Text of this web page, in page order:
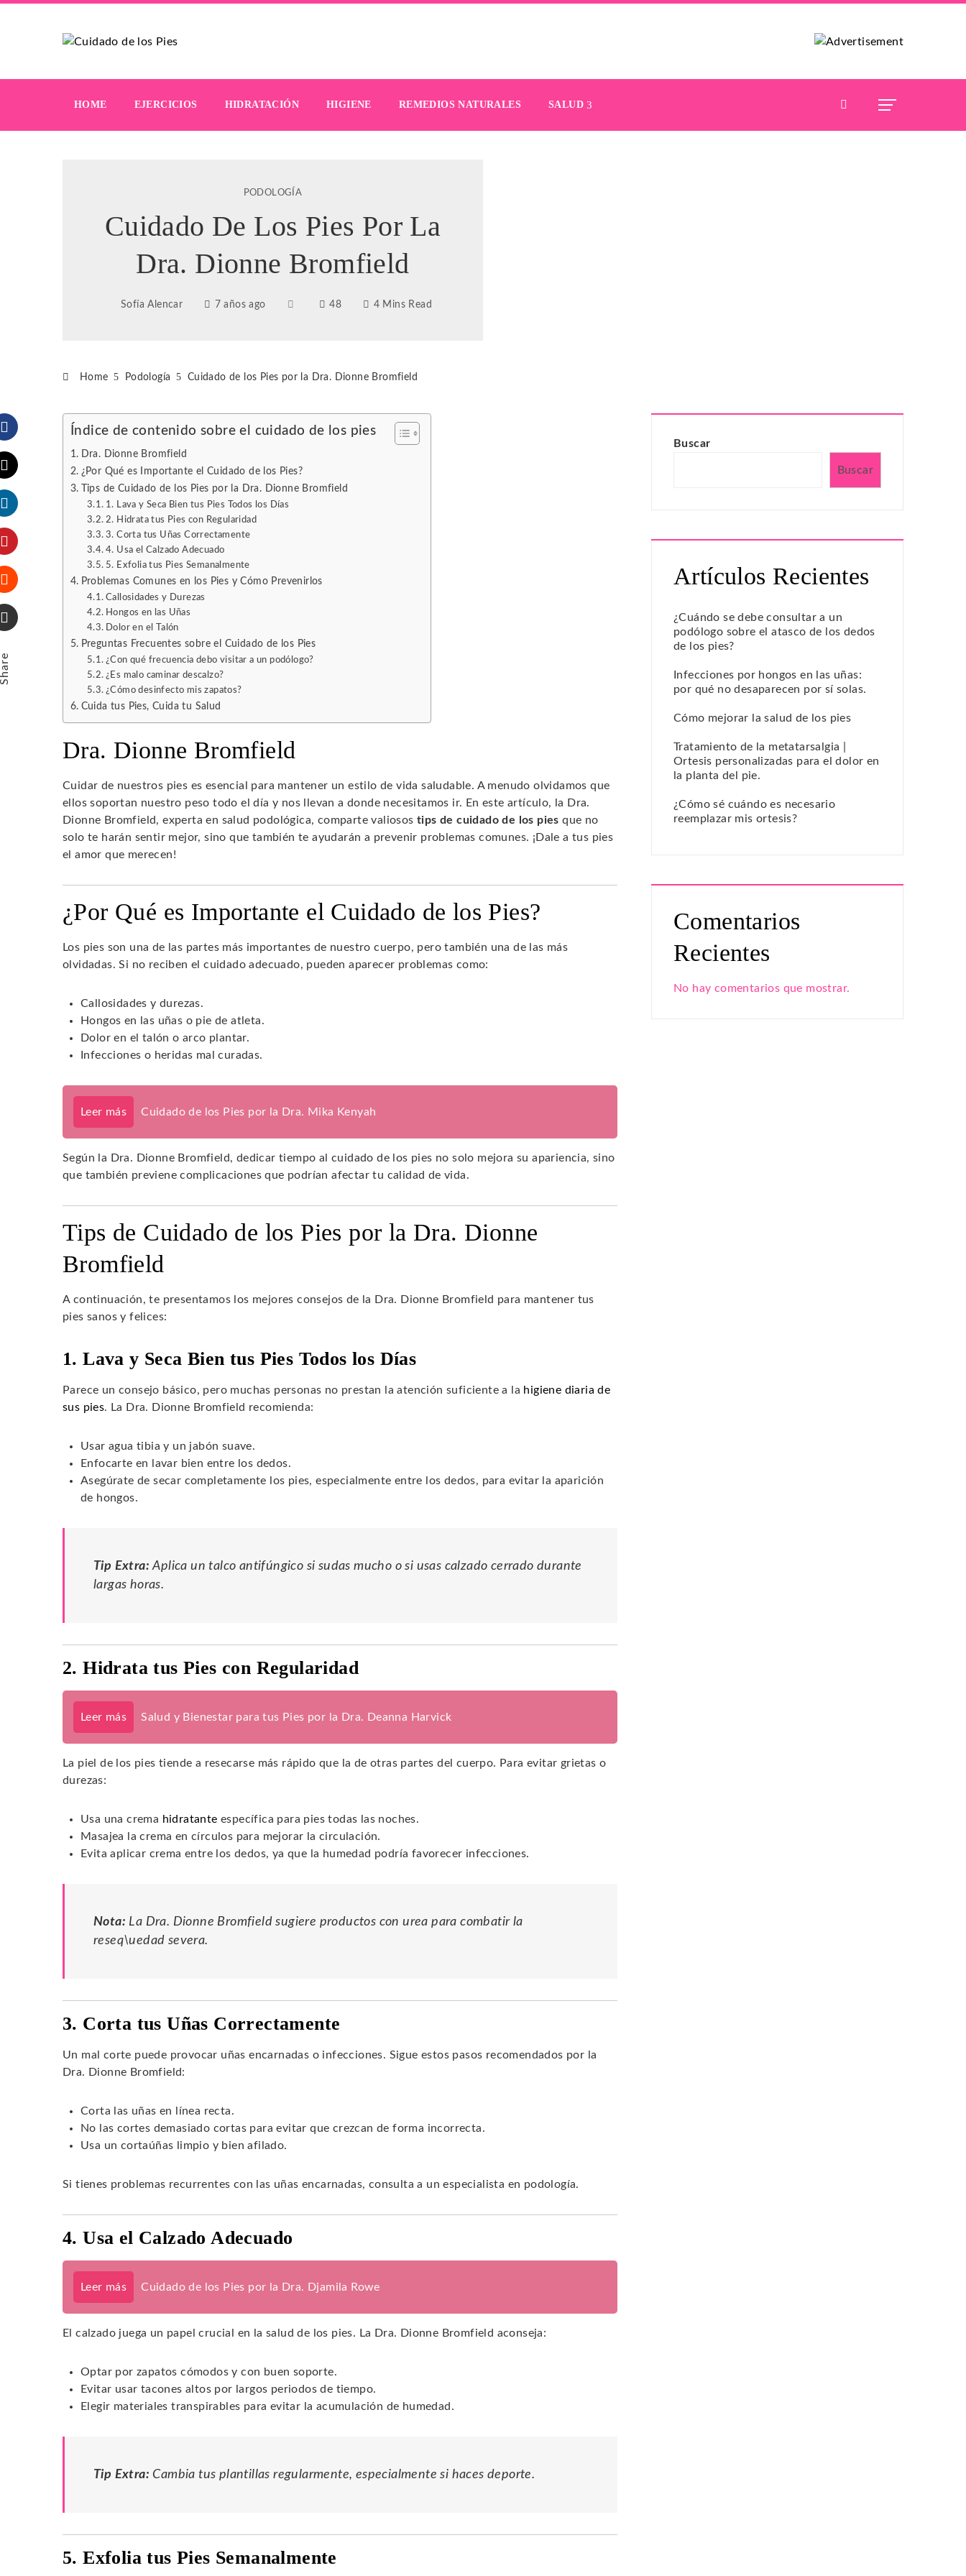
HOME EJERCICIOS HIDRATACIÓN HIGIENE REMEDIOS NATURALES SALUD
PODOLOGÍA
Cuidado De Los Pies Por La
Dra. Dionne Bromfield
Sofía Alencar 7 años ago 48 4 Mins Read
Home Podología Cuidado de los Pies por la Dra. Dionne Bromfield
Facebook
Twitter
LinkedIn
Pinterest
Stumbleupon
Índice de contenido sobre el cuidado de los pies
Dra. Dionne Bromfield
¿Por Qué es Importante el Cuidado de los Pies?
Tips de Cuidado de los Pies por la Dra. Dionne Bromfield
1. Lava y Seca Bien tus Pies Todos los Días
2. Hidrata tus Pies con Regularidad
3. Corta tus Uñas Correctamente
4. Usa el Calzado Adecuado
5. Exfolia tus Pies Semanalmente
Problemas Comunes en los Pies y Cómo Prevenirlos
Callosidades y Durezas
Hongos en las Uñas
Dolor en el Talón
Preguntas Frecuentes sobre el Cuidado de los Pies
¿Con qué frecuencia debo visitar a un podólogo?
¿Es malo caminar descalzo?
¿Cómo desinfecto mis zapatos?
Cuida tus Pies, Cuida tu Salud
Dra. Dionne Bromfield
Cuidar de nuestros pies es esencial para mantener un estilo de vida saludable. A menudo olvidamos que
ellos soportan nuestro peso todo el día y nos llevan a donde necesitamos ir. En este artículo, la Dra.
Dionne Bromfield, experta en salud podológica, comparte valiosos tips de cuidado de los pies que no
solo te harán sentir mejor, sino que también te ayudarán a prevenir problemas comunes. ¡Dale a tus pies
el amor que merecen!
¿Por Qué es Importante el Cuidado de los Pies?
Los pies son una de las partes más importantes de nuestro cuerpo, pero también una de las más
olvidadas. Si no reciben el cuidado adecuado, pueden aparecer problemas como:
Callosidades y durezas.
Hongos en las uñas o pie de atleta.
Dolor en el talón o arco plantar.
Infecciones o heridas mal curadas.
Leer más Cuidado de los Pies por la Dra. Mika Kenyah
Según la Dra. Dionne Bromfield, dedicar tiempo al cuidado de los pies no solo mejora su apariencia, sino
que también previene complicaciones que podrían afectar tu calidad de vida.
Tips de Cuidado de los Pies por la Dra. Dionne
Bromfield
A continuación, te presentamos los mejores consejos de la Dra. Dionne Bromfield para mantener tus
pies sanos y felices:
1. Lava y Seca Bien tus Pies Todos los Días
Parece un consejo básico, pero muchas personas no prestan la atención suficiente a la higiene diaria de
sus pies. La Dra. Dionne Bromfield recomienda:
Usar agua tibia y un jabón suave.
Enfocarte en lavar bien entre los dedos.
Asegúrate de secar completamente los pies, especialmente entre los dedos, para evitar la aparición
de hongos.
Tip Extra: Aplica un talco antifúngico si sudas mucho o si usas calzado cerrado durante
largas horas.
2. Hidrata tus Pies con Regularidad
Leer más Salud y Bienestar para tus Pies por la Dra. Deanna Harvick
La piel de los pies tiende a resecarse más rápido que la de otras partes del cuerpo. Para evitar grietas o
durezas:
Usa una crema hidratante específica para pies todas las noches.
Masajea la crema en círculos para mejorar la circulación.
Evita aplicar crema entre los dedos, ya que la humedad podría favorecer infecciones.
Nota: La Dra. Dionne Bromfield sugiere productos con urea para combatir la
reseq\uedad severa.
3. Corta tus Uñas Correctamente
Un mal corte puede provocar uñas encarnadas o infecciones. Sigue estos pasos recomendados por la
Dra. Dionne Bromfield:
Corta las uñas en línea recta.
No las cortes demasiado cortas para evitar que crezcan de forma incorrecta.
Usa un cortaúñas limpio y bien afilado.
Si tienes problemas recurrentes con las uñas encarnadas, consulta a un especialista en podología.
4. Usa el Calzado Adecuado
Leer más Cuidado de los Pies por la Dra. Djamila Rowe
El calzado juega un papel crucial en la salud de los pies. La Dra. Dionne Bromfield aconseja:
Optar por zapatos cómodos y con buen soporte.
Evitar usar tacones altos por largos periodos de tiempo.
Elegir materiales transpirables para evitar la acumulación de humedad.
Tip Extra: Cambia tus plantillas regularmente, especialmente si haces deporte.
5. Exfolia tus Pies Semanalmente
Buscar
Buscar
Artículos Recientes
¿Cuándo se debe consultar a un
podólogo sobre el atasco de los dedos
de los pies?
Infecciones por hongos en las uñas:
por qué no desaparecen por sí solas.
Cómo mejorar la salud de los pies
Tratamiento de la metatarsalgia |
Ortesis personalizadas para el dolor en
la planta del pie.
¿Cómo sé cuándo es necesario
reemplazar mis ortesis?
Comentarios
Recientes
No hay comentarios que mostrar.